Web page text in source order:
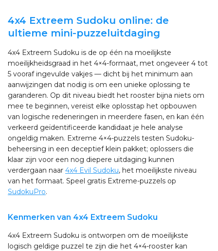
4x4 Extreem Sudoku online: de
ultieme mini-puzzeluitdaging
4x4 Extreem Sudoku is de op één na moeilijkste
moeilijkheidsgraad in het 4×4-formaat, met ongeveer 4 tot
5 vooraf ingevulde vakjes — dicht bij het minimum aan
aanwijzingen dat nodig is om een unieke oplossing te
garanderen. Op dit niveau biedt het rooster bijna niets om
mee te beginnen, vereist elke oplosstap het opbouwen
van logische redeneringen in meerdere fasen, en kan één
verkeerd geïdentificeerde kandidaat je hele analyse
ongeldig maken. Extreme 4×4-puzzels testen Sudoku-
beheersing in een deceptief klein pakket; oplossers die
klaar zijn voor een nog diepere uitdaging kunnen
verdergaan naar 4x4 Evil Sudoku, het moeilijkste niveau
van het formaat. Speel gratis Extreme-puzzels op
SudokuPro.
Kenmerken van 4x4 Extreem Sudoku
4x4 Extreem Sudoku is ontworpen om de moeilijkste
logisch geldige puzzel te zijn die het 4×4-rooster kan